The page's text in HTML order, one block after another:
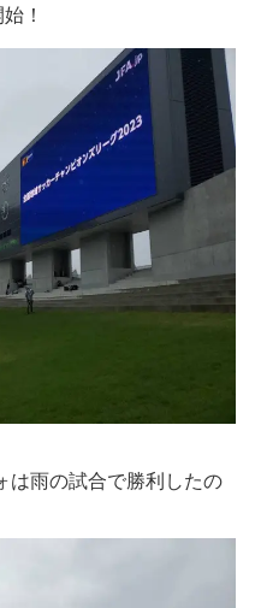
！
は雨の試合で勝利したの